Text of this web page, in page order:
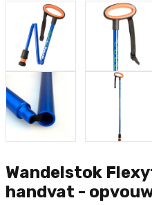
Wandelstok
handvat -